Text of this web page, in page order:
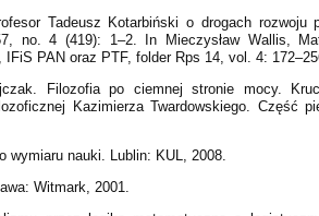
Tadeusz Kotarbiński o drogach rozwoju
no. 4 (419): 1–2. In Mieczysław Wallis,
PAN oraz PTF, folder Rps 14, vol. 4:
Filozofia po ciemnej stronie mocy.
Kazimierza Twardowskiego. Część
wymiaru nauki. Lublin: KUL, 2008.
Witmark, 2001.